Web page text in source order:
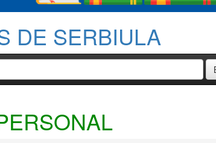
DE SERBIULA